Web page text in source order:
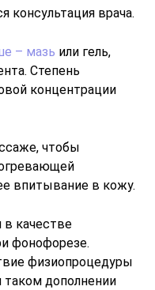
консультация врача.
– мазь или гель,
Степень
концентрации
чтобы
впитывание в кожу.
в качестве
фонофорезе.
физиопроцедуры
таком дополнении